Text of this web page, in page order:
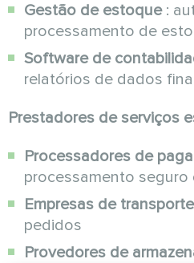
Gestão de estoque:
processamento de
Software de
relatórios de dados
Prestadores de serviços
Processadores de
processamento
Empresas de transporte
pedidos
Provedores de